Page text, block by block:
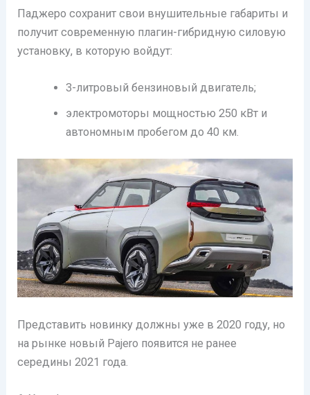
Паджеро сохранит свои внушительные габариты и
получит современную плагин-гибридную силовую
установку, в которую войдут:
3-литровый бензиновый двигатель;
электромоторы мощностью 250 кВт и
автономным пробегом до 40 км.
Представить новинку должны уже в 2020 году, но
на рынке новый Pajero появится не ранее
середины 2021 года.